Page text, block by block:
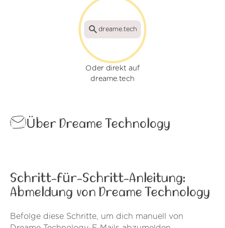
dreame.tech
Oder direkt auf
dreame.tech
Über Dreame Technology
Schritt-für-Schritt-Anleitung:
Abmeldung von Dreame Technology
Befolge diese Schritte, um dich manuell von